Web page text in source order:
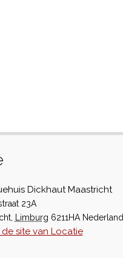
Dickhaut Maastricht
23A
, Limburg 6211HA Nederland
de site van Locatie